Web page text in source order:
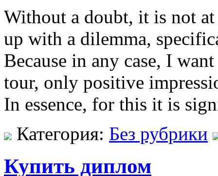
Without a doubt, it is not
up with a dilemma,
Because in any case, I
tour, only positive
In essence, for this it is
Категория: Без рубрики
Купить диплом